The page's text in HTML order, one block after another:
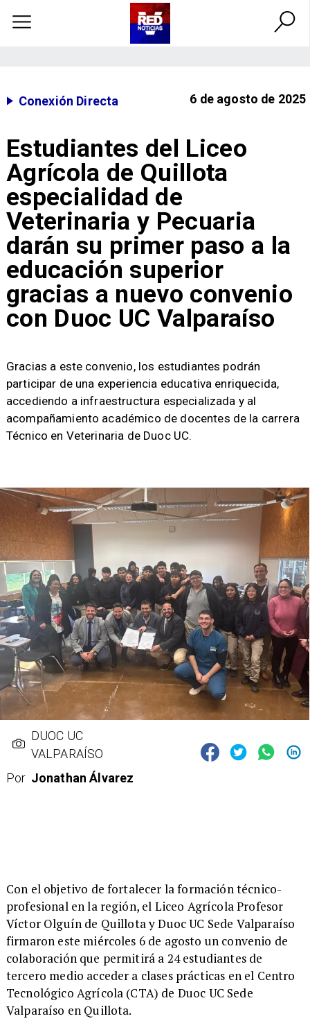
Conexión Directa 6 de agosto de 2025
Estudiantes del Liceo
Agrícola de Quillota
especialidad de
Veterinaria y Pecuaria
darán su primer paso a la
educación superior
gracias a nuevo convenio
con Duoc UC Valparaíso
​​Gracias a este convenio, los estudiantes podrán
participar de una experiencia educativa enriquecida,
accediendo a infraestructura especializada y al
acompañamiento académico de docentes de la carrera
Técnico en Veterinaria de Duoc UC.
DUOC UC
VALPARAÍSO
Por Jonathan Álvarez
​Con el objetivo de fortalecer la formación técnico-
profesional en la región, el Liceo Agrícola Profesor
Víctor Olguín de Quillota y Duoc UC Sede Valparaíso
firmaron este miércoles 6 de agosto un convenio de
colaboración que permitirá a 24 estudiantes de
tercero medio acceder a clases prácticas en el Centro
Tecnológico Agrícola (CTA) de Duoc UC Sede
Valparaíso en Quillota.